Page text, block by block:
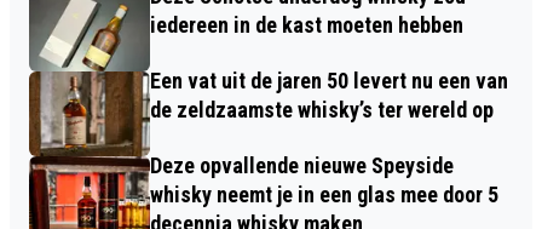
iedereen in de kast moeten hebben
Een vat uit de jaren 50 levert nu een van
de zeldzaamste whisky’s ter wereld op
Deze opvallende nieuwe Speyside
whisky neemt je in een glas mee door 5
decennia whisky maken